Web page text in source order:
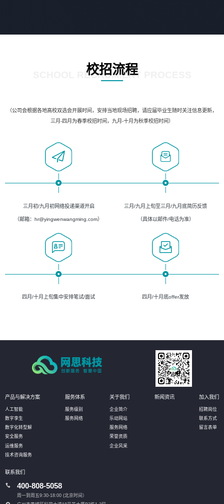
校招流程
SCHOOL RECRUIMENT PROCESS
（公司会根据各地高校双选会开展时间，安排当地现场招聘，请应届毕业生随时关注信息更新，
三月-四月为春季校招时间，九月-十月为秋季校招时间）
三月初/九月初网络投递渠道开启
（邮箱：hr@yingwenwangming.com）
三月/九月上旬至三月/九月底简历反馈
（具体以邮件/电话为准）
四月/十月上旬集中安排笔试/面试 四月/十月底offer发放
产品与解决方案
人工智能
数字孪生
数字化转型解
安全服务
运维服务
技术咨询服务
服务体系
服务级别
服务网络
关于我们
企业简介
乐动网站
服务网络
荣誉资质
企业风采
新闻资讯 加入我们
招聘岗位
联系方式
留言表单
联系我们
400-808-5058
周一到周五9:30-18:00 (北京时间）